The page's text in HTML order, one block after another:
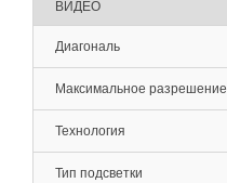
ВИДЕО
Диагональ
Максимальное разрешение
Технология
Тип подсветки